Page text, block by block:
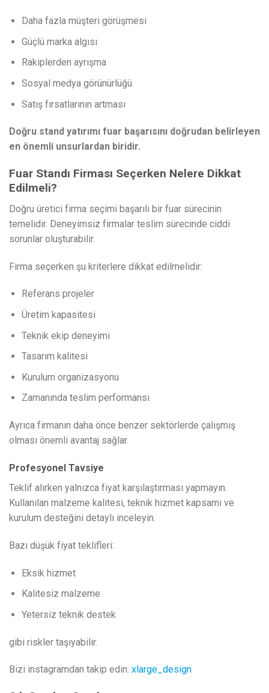
Daha fazla müşteri görüşmesi
Güçlü marka algısı
Rakiplerden ayrışma
Sosyal medya görünürlüğü
Satış fırsatlarının artması
Doğru stand yatırımı fuar başarısını doğrudan belirleyen
en önemli unsurlardan biridir.
Fuar Standı Firması Seçerken Nelere Dikkat
Edilmeli?
Doğru üretici firma seçimi başarılı bir fuar sürecinin
temelidir. Deneyimsiz firmalar teslim sürecinde ciddi
sorunlar oluşturabilir.
Firma seçerken şu kriterlere dikkat edilmelidir:
Referans projeler
Üretim kapasitesi
Teknik ekip deneyimi
Tasarım kalitesi
Kurulum organizasyonu
Zamanında teslim performansı
Ayrıca firmanın daha önce benzer sektörlerde çalışmış
olması önemli avantaj sağlar.
Profesyonel Tavsiye
Teklif alırken yalnızca fiyat karşılaştırması yapmayın.
Kullanılan malzeme kalitesi, teknik hizmet kapsamı ve
kurulum desteğini detaylı inceleyin.
Bazı düşük fiyat teklifleri:
Eksik hizmet
Kalitesiz malzeme
Yetersiz teknik destek
gibi riskler taşıyabilir.
Bizi instagramdan takip edin: xlarge_design